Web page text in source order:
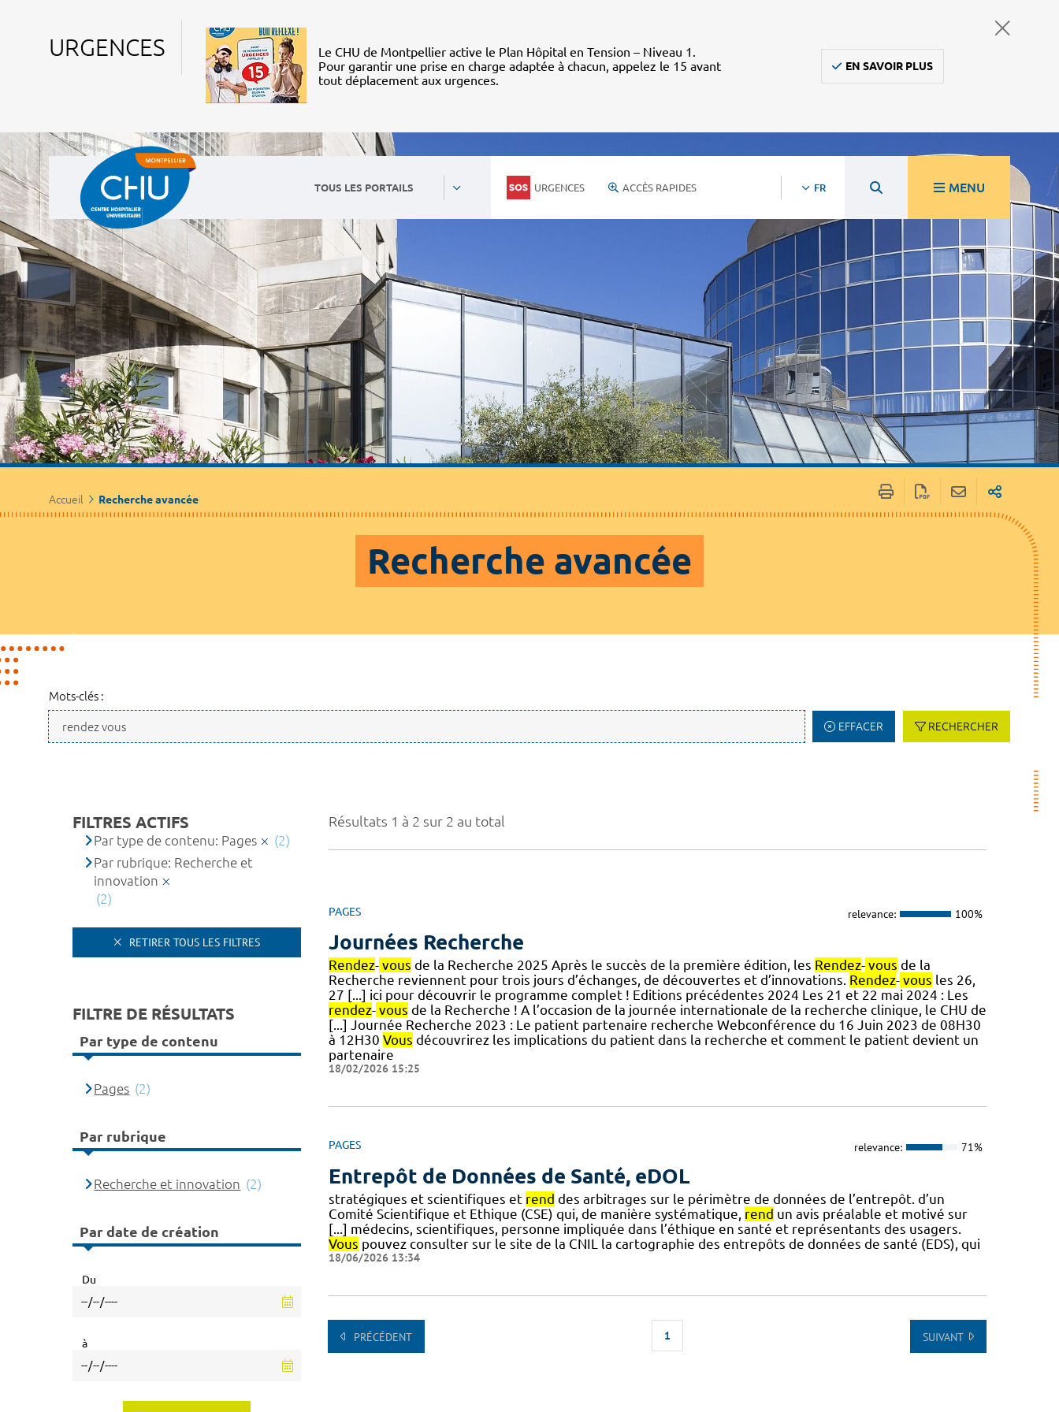
URGENCES
Le CHU de Montpellier active le Plan Hôpital en Tension – Niveau 1.
Pour garantir une prise en charge adaptée à chacun, appelez le 15 avant
tout déplacement aux urgences.
EN SAVOIR PLUS
TOUS LES PORTAILS URGENCES ACCÈS RAPIDES FR MENU
Accueil Recherche avancée
Recherche avancée
Mots-clés :
EFFACER RECHERCHER
Résultats 1 à 2 sur 2 au total
PAGES relevance: 100%
Journées Recherche
Rendez- vous de la Recherche 2025 Après le succès de la première édition, les Rendez- vous de la
Recherche reviennent pour trois jours d’échanges, de découvertes et d’innovations. Rendez- vous les 26,
27 [...] ici pour découvrir le programme complet ! Editions précédentes 2024 Les 21 et 22 mai 2024 : Les
rendez- vous de la Recherche ! A l’occasion de la journée internationale de la recherche clinique, le CHU de
[...] Journée Recherche 2023 : Le patient partenaire recherche Webconférence du 16 Juin 2023 de 08H30
à 12H30 Vous découvrirez les implications du patient dans la recherche et comment le patient devient un
partenaire
18/02/2026 15:25
PAGES relevance: 71%
Entrepôt de Données de Santé, eDOL
stratégiques et scientifiques et rend des arbitrages sur le périmètre de données de l’entrepôt. d’un
Comité Scientifique et Ethique (CSE) qui, de manière systématique, rend un avis préalable et motivé sur
[...] médecins, scientifiques, personne impliquée dans l’éthique en santé et représentants des usagers.
Vous pouvez consulter sur le site de la CNIL la cartographie des entrepôts de données de santé (EDS), qui
18/06/2026 13:34
PRÉCÉDENT 1 SUIVANT
FILTRES ACTIFS
Par type de contenu: Pages
(2)
Par rubrique: Recherche et
innovation
(2)
RETIRER TOUS LES FILTRES
FILTRE DE RÉSULTATS
Par type de contenu
Pages (2)
Par rubrique
Recherche et innovation (2)
Par date de création
Du
à